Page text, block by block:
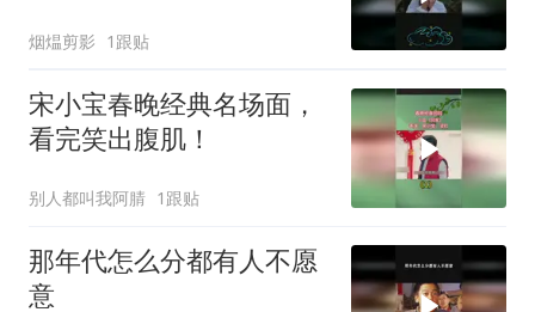
烟煴剪影 1跟贴
宋小宝春晚经典名场面，
看完笑出腹肌！
别人都叫我阿腈 1跟贴
那年代怎么分都有人不愿
意